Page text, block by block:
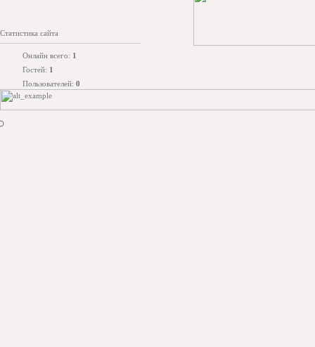
Статистика сайта
Онлайн всего: 1
Гостей: 1
Пользователей: 0